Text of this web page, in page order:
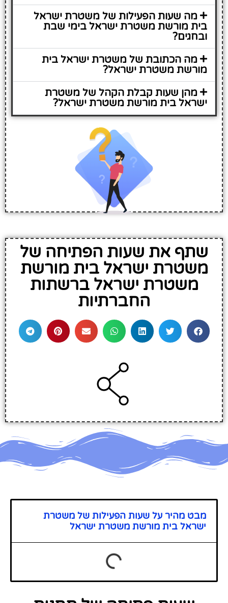
מה שעות הפעילות של משטרת ישראל
בית מורשת משטרת ישראל בימי שבת
ובחגים?
מה הכתובת של משטרת ישראל בית
מורשת משטרת ישראל?
מהן שעות קבלת הקהל של משטרת
ישראל בית מורשת משטרת ישראל?
שתף את שעות הפתיחה של
משטרת ישראל בית מורשת
משטרת ישראל ברשתות
החברתיות
מבט מהיר על שעות הפעילות של משטרת
ישראל בית מורשת משטרת ישראל